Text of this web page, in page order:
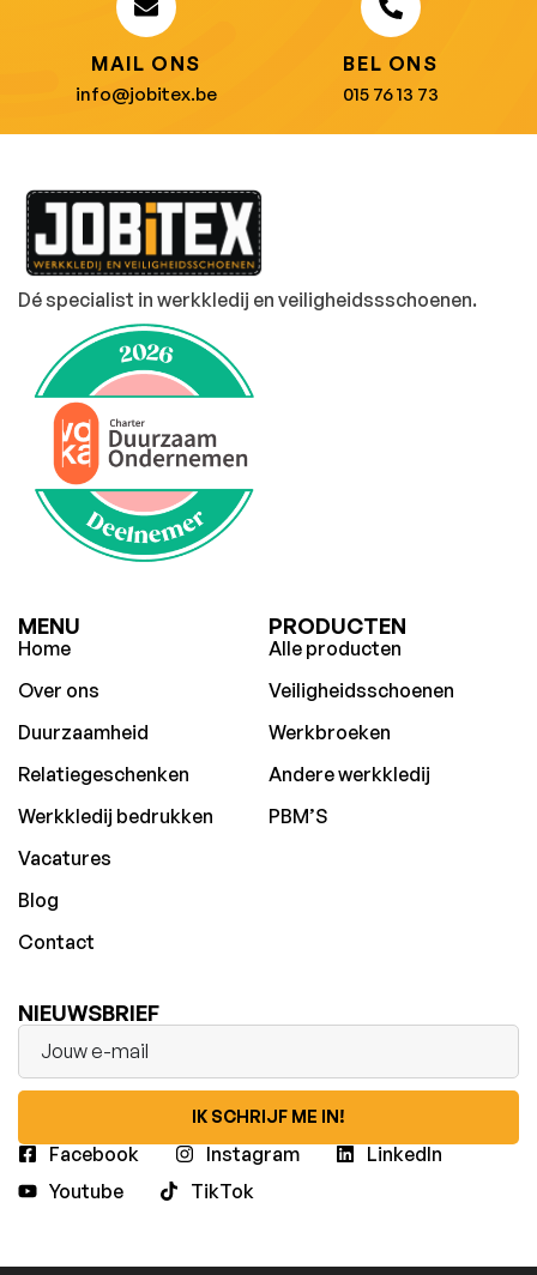
MAIL ONS
info@jobitex.be
BEL ONS
015 76 13 73
Dé specialist in werkkledij en veiligheidssschoenen.
MENU
Home
Over ons
Duurzaamheid
Relatiegeschenken
Werkkledij bedrukken
Vacatures
Blog
Contact
PRODUCTEN
Alle producten
Veiligheidsschoenen
Werkbroeken
Andere werkkledij
PBM’S
NIEUWSBRIEF
IK SCHRIJF ME IN!
Facebook Instagram
LinkedIn
Youtube
TikTok